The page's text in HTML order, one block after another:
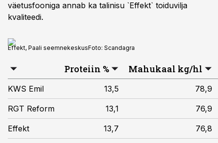
väetusfooniga annab ka talinisu `Effekt` toiduvilja
kvaliteedi.
Effekt, Paali seemnekeskusFoto: Scandagra
Proteiin % Mahukaal kg/hl
KWS Emil 13,5 78,9
RGT Reform 13,1 76,9
Effekt 13,7 76,8